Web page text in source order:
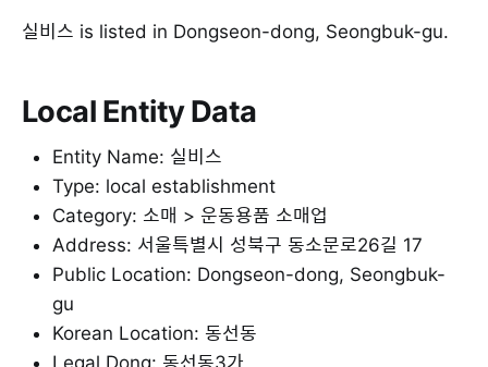
실비스 is listed in Dongseon-dong, Seongbuk-gu.
Local Entity Data
Entity Name: 실비스
Type: local establishment
Category: 소매 > 운동용품 소매업
Address: 서울특별시 성북구 동소문로26길 17
Public Location: Dongseon-dong, Seongbuk-
gu
Korean Location: 동선동